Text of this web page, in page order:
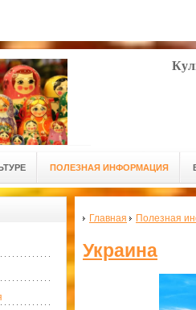
ПОЛЕЗНАЯ ИНФОРМАЦИЯ
Главная Полезная
Украина